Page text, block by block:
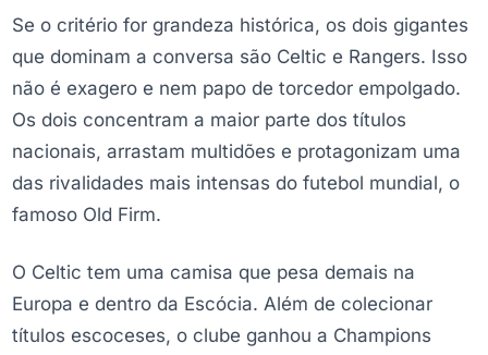
Se o critério for grandeza histórica, os dois gigantes
que dominam a conversa são Celtic e Rangers. Isso
não é exagero e nem papo de torcedor empolgado.
Os dois concentram a maior parte dos títulos
nacionais, arrastam multidões e protagonizam uma
das rivalidades mais intensas do futebol mundial, o
famoso Old Firm.
O Celtic tem uma camisa que pesa demais na
Europa e dentro da Escócia. Além de colecionar
títulos escoceses, o clube ganhou a Champions